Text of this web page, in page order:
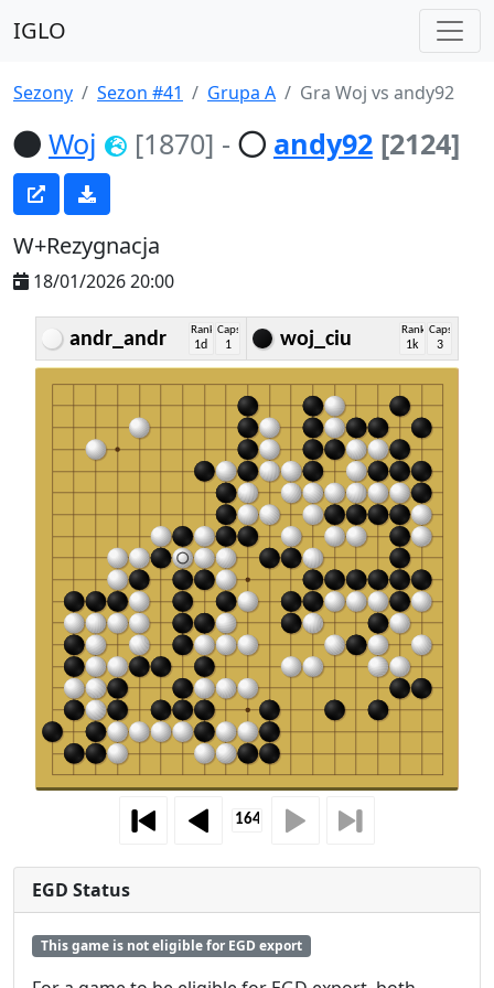
IGLO
Sezony Sezon #41 Grupa A Gra Woj vs andy92
Woj [1870] - andy92 [2124]
W+Rezygnacja
18/01/2026 20:00
andr_andr Rank
1d
Caps
1 woj_ciu Rank
1k
Caps
3
EGD Status
This game is not eligible for EGD export